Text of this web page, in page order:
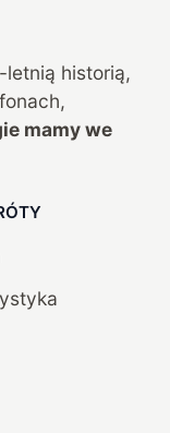
-letnią historią,
mamy we